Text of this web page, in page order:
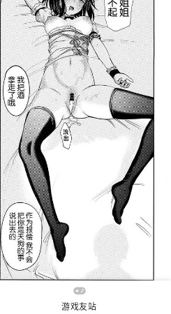
游戏友站